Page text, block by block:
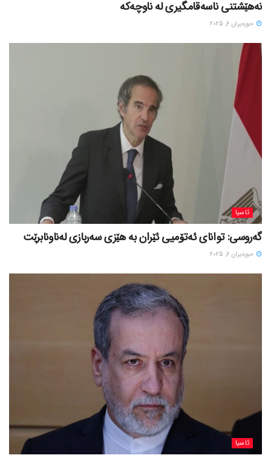
نەهێشتنی ناسەقامگیری لە ناوچەکە
حوزه‌یران 6, 2025
ئاسیا
گەروسی: توانای ئەتۆمیی ئێران بە هێزی سەربازی لەناونابرێت
حوزه‌یران 6, 2025
ئاسیا